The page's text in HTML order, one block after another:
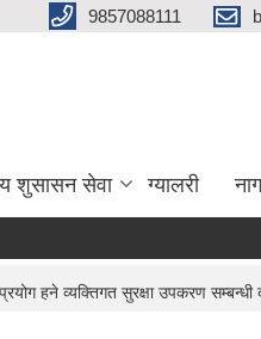
9857088111
शुसासन सेवा ग्यालरी
हने व्यक्तिगत सुरक्षा उपकरण सम्बन्धी